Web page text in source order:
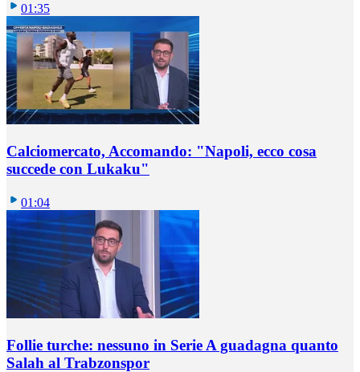
01:35
Calciomercato, Accomando: "Napoli, ecco cosa
succede con Lukaku"
01:04
Follie turche: nessuno in Serie A guadagna quanto
Salah al Trabzonspor